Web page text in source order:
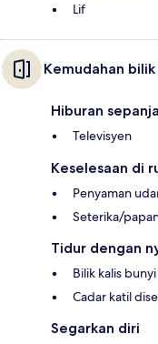
Lif
Kemudahan bilik
Hiburan
Televisyen
Keselesaan di
Penyaman
Seterika/
Tidur dengan
Bilik kalis bunyi
Cadar katil
Segarkan diri